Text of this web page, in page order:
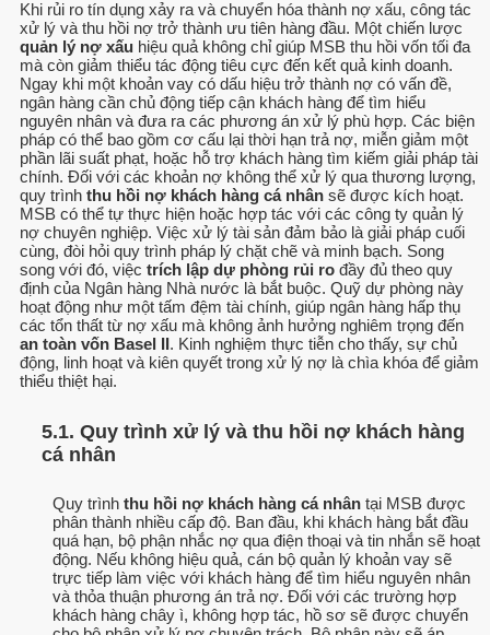
Khi rủi ro tín dụng xảy ra và chuyển hóa thành nợ xấu, công tác
xử lý và thu hồi nợ trở thành ưu tiên hàng đầu. Một chiến lược
quản lý nợ xấu hiệu quả không chỉ giúp MSB thu hồi vốn tối đa
mà còn giảm thiểu tác động tiêu cực đến kết quả kinh doanh.
Ngay khi một khoản vay có dấu hiệu trở thành nợ có vấn đề,
ngân hàng cần chủ động tiếp cận khách hàng để tìm hiểu
nguyên nhân và đưa ra các phương án xử lý phù hợp. Các biện
pháp có thể bao gồm cơ cấu lại thời hạn trả nợ, miễn giảm một
phần lãi suất phạt, hoặc hỗ trợ khách hàng tìm kiếm giải pháp tài
chính. Đối với các khoản nợ không thể xử lý qua thương lượng,
quy trình thu hồi nợ khách hàng cá nhân sẽ được kích hoạt.
MSB có thể tự thực hiện hoặc hợp tác với các công ty quản lý
nợ chuyên nghiệp. Việc xử lý tài sản đảm bảo là giải pháp cuối
cùng, đòi hỏi quy trình pháp lý chặt chẽ và minh bạch. Song
song với đó, việc trích lập dự phòng rủi ro đầy đủ theo quy
định của Ngân hàng Nhà nước là bắt buộc. Quỹ dự phòng này
hoạt động như một tấm đệm tài chính, giúp ngân hàng hấp thụ
các tổn thất từ nợ xấu mà không ảnh hưởng nghiêm trọng đến
an toàn vốn Basel II. Kinh nghiệm thực tiễn cho thấy, sự chủ
động, linh hoạt và kiên quyết trong xử lý nợ là chìa khóa để giảm
thiểu thiệt hại.
5.1. Quy trình xử lý và thu hồi nợ khách hàng
cá nhân
Quy trình thu hồi nợ khách hàng cá nhân tại MSB được
phân thành nhiều cấp độ. Ban đầu, khi khách hàng bắt đầu
quá hạn, bộ phận nhắc nợ qua điện thoại và tin nhắn sẽ hoạt
động. Nếu không hiệu quả, cán bộ quản lý khoản vay sẽ
trực tiếp làm việc với khách hàng để tìm hiểu nguyên nhân
và thỏa thuận phương án trả nợ. Đối với các trường hợp
khách hàng chây ì, không hợp tác, hồ sơ sẽ được chuyển